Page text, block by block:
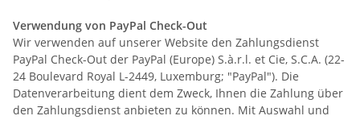
Verwendung von PayPal Check-Out
Wir verwenden auf unserer Website den Zahlungsdienst
PayPal Check-Out der PayPal (Europe) S.à.r.l. et Cie, S.C.A. (22-
24 Boulevard Royal L-2449, Luxemburg; "PayPal"). Die
Datenverarbeitung dient dem Zweck, Ihnen die Zahlung über
den Zahlungsdienst anbieten zu können. Mit Auswahl und